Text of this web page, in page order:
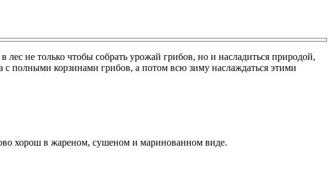
не только чтобы собрать урожай грибов, но и насладиться природой,
с полными корзинами грибов, а потом всю зиму наслаждаться этими
хорош в жареном, сушеном и маринованном виде.